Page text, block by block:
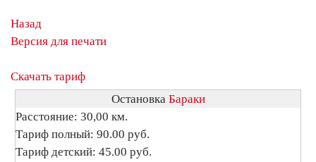
Назад
Версия для печати
Скачать тариф
Остановка Бараки
Расстояние: 30,00 км.
Тариф полный: 90.00 руб.
Тариф детский: 45.00 руб.